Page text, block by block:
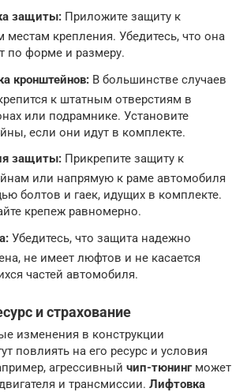
защиты: Приложите защиту к
местам крепления. Убедитесь, что она
по форме и размеру.
кронштейнов: В большинстве случаев
к штатным отверстиям в
или подрамнике. Установите
если они идут в комплекте.
защиты: Прикрепите защиту к
или напрямую к раме автомобиля
болтов и гаек, идущих в комплекте.
крепеж равномерно.
Убедитесь, что защита надежно
не имеет люфтов и не касается
частей автомобиля.
и страхование
изменения в конструкции
повлиять на его ресурс и условия
агрессивный чип-тюнингможет
и трансмиссии. Лифтовка